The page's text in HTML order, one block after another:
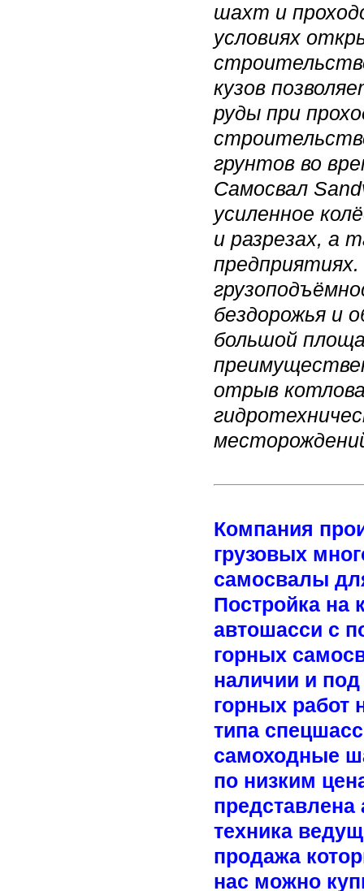
шахт и
условиях
кузов
руды при
грунтов во
Самосвал
усиленное
и разрезах, а
бездорожья и
большой
отрыв
Компания
грузовых
самосвалы
Постройка на
автошасси с
горных
наличии и под
горных работ
типа
самоходные
по низким
техника
продажа
нас можно